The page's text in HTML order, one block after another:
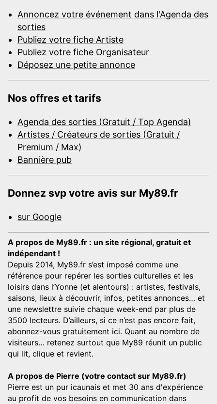
Annoncez votre événement dans l'Agenda des
sorties
Publiez votre fiche Artiste
Publiez votre fiche Organisateur
Déposez une petite annonce
Nos offres et tarifs
Agenda des sorties (Gratuit / Top Agenda)
Artistes / Créateurs de sorties (Gratuit /
Premium / Max)
Bannière pub
Donnez svp votre avis sur My89.fr
sur Google
A propos de My89.fr : un site régional, gratuit et
indépendant !
Depuis 2014, My89.fr s’est imposé comme une
référence pour repérer les sorties culturelles et les
loisirs dans l’Yonne (et alentours) : artistes, festivals,
saisons, lieux à découvrir, infos, petites annonces… et
une newslettre suivie chaque week-end par plus de
3500 lecteurs. D’ailleurs, si ce n’est pas encore fait,
abonnez-vous gratuitement ici. Quant au nombre de
visiteurs… retenez surtout que My89 réunit un public
qui lit, clique et revient.
A propos de Pierre (votre contact sur My89.fr)
Pierre est un pur icaunais et met 30 ans d'expérience
au profit de vos besoins en communication dans